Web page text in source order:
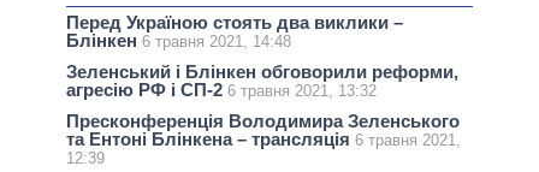
Перед Україною стоять два виклики –
Блінкен 6 травня 2021, 14:48
Зеленський і Блінкен обговорили реформи,
агресію РФ і СП-2 6 травня 2021, 13:32
Пресконференція Володимира Зеленського
та Ентоні Блінкена – трансляція 6 травня 2021,
12:39